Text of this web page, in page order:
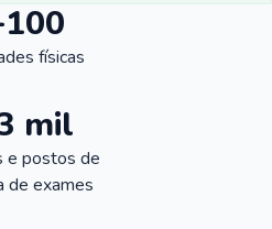
físicas
mil
e postos de
de exames